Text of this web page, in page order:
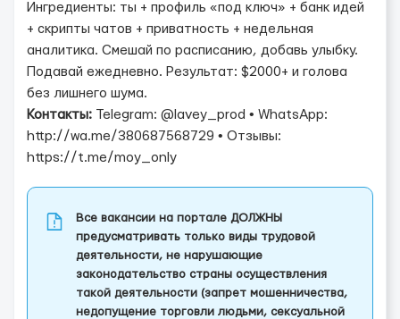
Ингредиенты: ты + профиль «под ключ» + банк идей
+ скрипты чатов + приватность + недельная
аналитика. Смешай по расписанию, добавь улыбку.
Подавай ежедневно. Результат: $2000+ и голова
без лишнего шума.
Контакты: Telegram: @lavey_prod • WhatsApp:
http://wa.me/380687568729 • Отзывы:
https://t.me/moy_only
Все вакансии на портале ДОЛЖНЫ
предусматривать только виды трудовой
деятельности, не нарушающие
законодательство страны осуществления
такой деятельности (запрет мошенничества,
недопущение торговли людьми, сексуальной